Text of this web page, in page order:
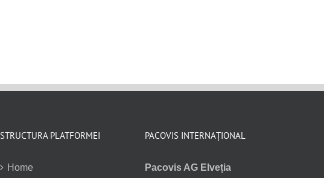
STRUCTURA PLATFORMEI
Home
PACOVIS INTERNAȚIONAL
Pacovis AG Elveția